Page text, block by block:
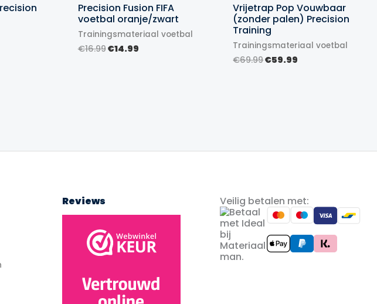
Precision Fusion FIFA
voetbal oranje/zwart
Trainingsmateriaal voetbal
€16.99Oorspronkelijke
€14.99Huidige
Vrijetrap Pop Vouwbaar
(zonder palen) Precision
Training
Trainingsmateriaal voetbal
€69.99Oorspronkelijke
€59.99
Reviews Veilig betalen met: